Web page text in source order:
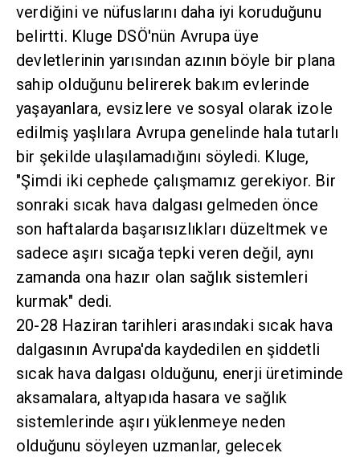
verdiğini ve nüfuslarını daha iyi koruduğunu
belirtti. Kluge DSÖ'nün Avrupa üye
devletlerinin yarısından azının böyle bir plana
sahip olduğunu belirerek bakım evlerinde
yaşayanlara, evsizlere ve sosyal olarak izole
edilmiş yaşlılara Avrupa genelinde hala tutarlı
bir şekilde ulaşılamadığını söyledi. Kluge,
"Şimdi iki cephede çalışmamız gerekiyor. Bir
sonraki sıcak hava dalgası gelmeden önce
son haftalarda başarısızlıkları düzeltmek ve
sadece aşırı sıcağa tepki veren değil, aynı
zamanda ona hazır olan sağlık sistemleri
kurmak" dedi.
20-28 Haziran tarihleri arasındaki sıcak hava
dalgasının Avrupa'da kaydedilen en şiddetli
sıcak hava dalgası olduğunu, enerji üretiminde
aksamalara, altyapıda hasara ve sağlık
sistemlerinde aşırı yüklenmeye neden
olduğunu söyleyen uzmanlar, gelecek